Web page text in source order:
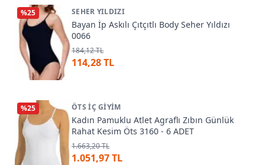
%25 SEHER YILDIZI
Bayan İp Askılı Çıtçıtlı Body Seher Yıldızı
0066
184,12 TL
114,28 TL
%25 ÖTS İÇ GIYIM
Kadın Pamuklu Atlet Agraflı Zıbın Günlük
Rahat Kesim Öts 3160 - 6 ADET
1.663,20 TL
1.051,97 TL